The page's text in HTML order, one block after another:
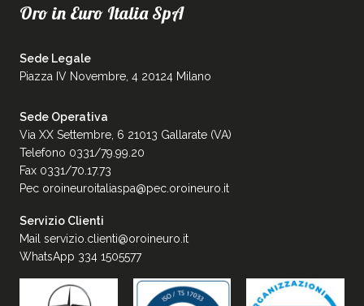
Oro in Euro Italia SpA
Sede Legale
Piazza IV Novembre, 4 20124 Milano
Sede Operativa
Via XX Settembre, 6 21013 Gallarate (VA)
Telefono 0331/79.99.20
Fax 0331/70.17.73
Pec oroineuroitaliaspa@pec.oroineuro.it
Servizio Clienti
Mail servizio.clienti@oroineuro.it
WhatsApp 334 1505577